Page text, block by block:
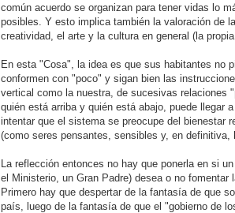
común acuerdo se organizan para tener vidas lo
posibles. Y esto implica también la valoración de
creatividad, el arte y la cultura en general (la
En esta "Cosa", la idea es que sus habitantes no
conformen con "poco" y sigan bien las
vertical como la nuestra, de sucesivas relaciones
quién está arriba y quién está abajo, puede llegar
intentar que el sistema se preocupe del bienestar
(como seres pensantes, sensibles y, en definitiva,
La reflección entonces no hay que ponerla en si
el Ministerio, un Gran Padre) desea o no fomentar
Primero hay que despertar de la fantasía de que
país, luego de la fantasía de que el "gobierno de